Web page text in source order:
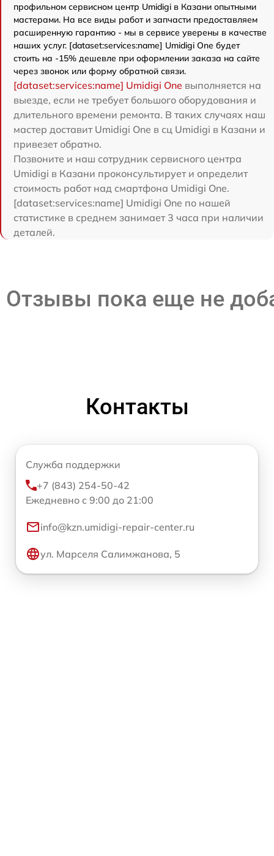
профильном сервисном центр Umidigi в Казани опытными
мастерами. На все виды работ и запчасти предоставляем
расширенную гарантию - мы в сервисе уверены в качестве
наших услуг. [dataset:services:name] Umidigi One будет
стоить на -15% дешевле при оформлении заказа на сайте
через звонок или форму обратной связи.
[dataset:services:name] Umidigi One выполняется на
выезде, если не требует большого оборудования и
длительного времени ремонта. В таких случаях наш
мастер доставит Umidigi One в сц Umidigi в Казани и
привезет обратно.
Позвоните и наш сотрудник сервисного центра
Umidigi в Казани проконсультирует и определит
стоимость работ над смартфона Umidigi One.
[dataset:services:name] Umidigi One по нашей
статистике в среднем занимает 3 часа при наличии
деталей.
Отзывы пока еще не
Контакты
Служба поддержки
+7 (843) 254-50-42
Ежедневно с 9:00 до 21:00
info@kzn.umidigi-repair-center.ru
ул. Марселя Салимжанова, 5